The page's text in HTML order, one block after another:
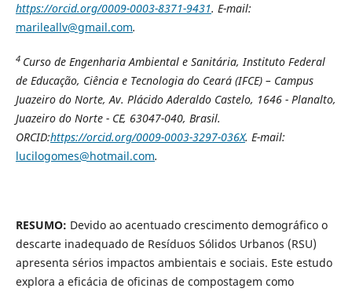
https://orcid.org/0009-0003-8371-9431. E-mail:
marileallv@gmail.com.
4 Curso de Engenharia Ambiental e Sanitária, Instituto Federal
de Educação, Ciência e Tecnologia do Ceará (IFCE) – Campus
Juazeiro do Norte, Av. Plácido Aderaldo Castelo, 1646 - Planalto,
Juazeiro do Norte - CE, 63047-040, Brasil.
ORCID:https://orcid.org/0009-0003-3297-036X. E-mail:
lucilogomes@hotmail.com.
RESUMO: Devido ao acentuado crescimento demográfico o
descarte inadequado de Resíduos Sólidos Urbanos (RSU)
apresenta sérios impactos ambientais e sociais. Este estudo
explora a eficácia de oficinas de compostagem como